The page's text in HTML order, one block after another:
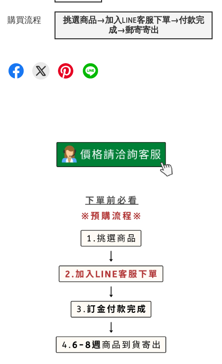
購買流程
挑選商品→加入LINE客服下單→付款完
成→郵寄寄出